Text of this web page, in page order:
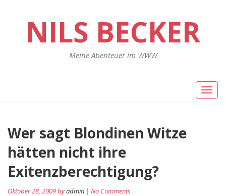
NILS BECKER
Meine Abenteuer im WWW
Toggle
Wer sagt Blondinen Witze
hätten nicht ihre
Exitenzberechtigung?
Oktober 28, 2009 byadmin | No Comments